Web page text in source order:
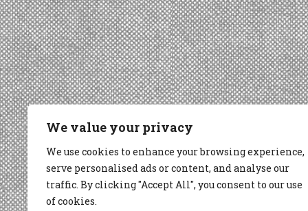
We value your privacy
We use cookies to enhance your browsing experience,
serve personalised ads or content, and analyse our
traffic. By clicking "Accept All", you consent to our use
of cookies.